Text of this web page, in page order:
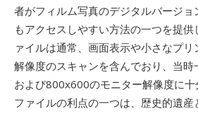
者がフィルム写真のデジタルバージ
もアクセスしやすい方法の一つを提供
ァイルは通常、画面表示や小さなプ
解像度のスキャンを含んでおり、当
および800x600のモニター解像度に十
ファイルの利点の一つは、歴史的遺